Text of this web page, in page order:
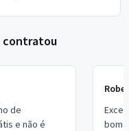
contratou
de
e não é
bom